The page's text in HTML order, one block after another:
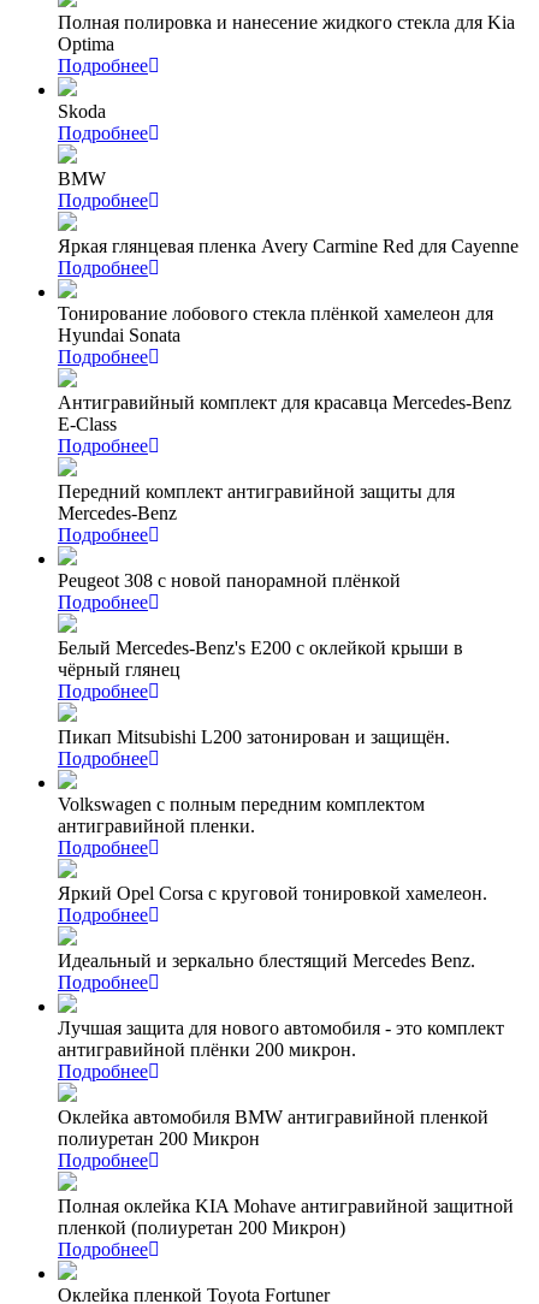
Полная полировка и нанесение жидкого стекла для Kia
Optima
Подробнее
Skoda
Подробнее
BMW
Подробнее
Яркая глянцевая пленка Avery Carmine Red для Cayenne
Подробнее
Тонирование лобового стекла плёнкой хамелеон для
Hyundai Sonata
Подробнее
Антигравийный комплект для красавца Mercedes-Benz
E-Class
Подробнее
Передний комплект антигравийной защиты для
Mercedes-Benz
Подробнее
Peugeot 308 с новой панорамной плёнкой
Подробнее
Белый Mercedes-Benz's Е200 с оклейкой крыши в
чёрный глянец
Подробнее
Пикап Mitsubishi L200 затонирован и защищён.
Подробнее
Volkswagen с полным передним комплектом
антигравийной пленки.
Подробнее
Яркий Opel Corsa с круговой тонировкой хамелеон.
Подробнее
Идеальный и зеркально блестящий Mercedes Benz.
Подробнее
Лучшая защита для нового автомобиля - это комплект
антигравийной плёнки 200 микрон.
Подробнее
Оклейка автомобиля BMW антигравийной пленкой
полиуретан 200 Микрон
Подробнее
Полная оклейка KIA Mohave антигравийной защитной
пленкой (полиуретан 200 Микрон)
Подробнее
Оклейка пленкой Toyota Fortuner